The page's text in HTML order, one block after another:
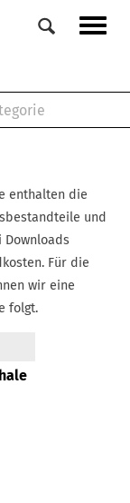
E-Broschüre
Checklisten (PDF)
Broschüre
Buch
enthalten die
und
Downloads
Für die
wir eine
folgt.